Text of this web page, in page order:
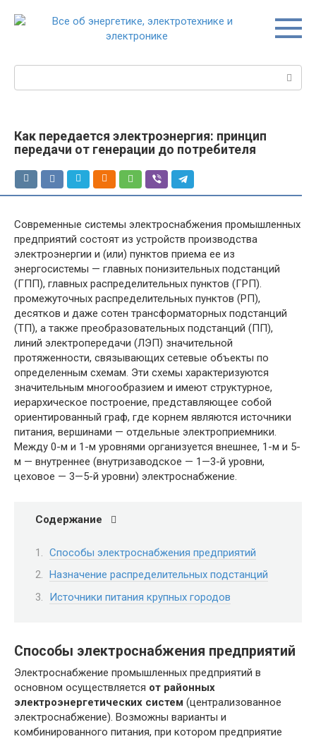
Как передается электроэнергия: принцип
передачи от генерации до потребителя
Современные системы электроснабжения промышленных
предприятий состоят из устройств производства
электроэнергии и (или) пунктов приема ее из
энергосистемы — главных понизительных подстанций
(ГПП), главных распределительных пунктов (ГРП).
промежуточных распределительных пунктов (РП),
десятков и даже сотен трансформаторных подстанций
(ТП), а также преобразовательных подстанций (ПП),
линий электропередачи (ЛЭП) значительной
протяженности, связывающих сетевые объекты по
определенным схемам. Эти схемы характеризуются
значительным многообразием и имеют структурное,
иерархическое построение, представляющее собой
ориентированный граф, где корнем являются источники
питания, вершинами — отдельные электроприемники.
Между 0-м и 1-м уровнями организуется внешнее, 1-м и 5-
м — внутреннее (внутризаводское — 1—3-й уровни,
цеховое — 3—5-й уровни) электроснабжение.
Содержание
Способы электроснабжения предприятий
Назначение распределительных подстанций
Источники питания крупных городов
Способы электроснабжения предприятий
Электроснабжение промышленных предприятий в
основном осуществляется от районных
электроэнергетических систем (централизованное
электроснабжение). Возможны варианты и
комбинированного питания, при котором предприятие